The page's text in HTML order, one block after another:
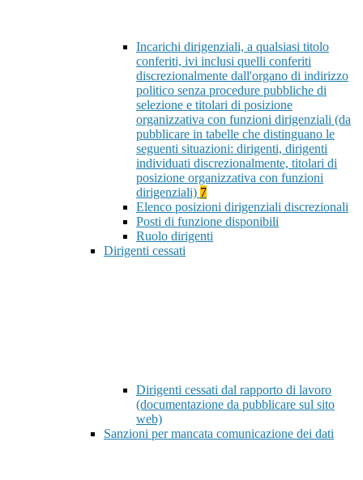
Incarichi dirigenziali, a qualsiasi titolo
conferiti, ivi inclusi quelli conferiti
discrezionalmente dall'organo di indirizzo
politico senza procedure pubbliche di
selezione e titolari di posizione
organizzativa con funzioni dirigenziali (da
pubblicare in tabelle che distinguano le
seguenti situazioni: dirigenti, dirigenti
individuati discrezionalmente, titolari di
posizione organizzativa con funzioni
dirigenziali) 7
Elenco posizioni dirigenziali discrezionali
Posti di funzione disponibili
Ruolo dirigenti
Dirigenti cessati
Dirigenti cessati dal rapporto di lavoro
(documentazione da pubblicare sul sito
web)
Sanzioni per mancata comunicazione dei dati